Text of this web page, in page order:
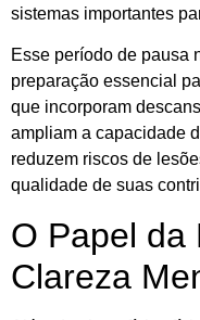
sistemas importantes
Esse período de pausa
preparação essencial
que incorporam
ampliam a capacidade
reduzem riscos de
qualidade de suas
O Papel da
Clareza